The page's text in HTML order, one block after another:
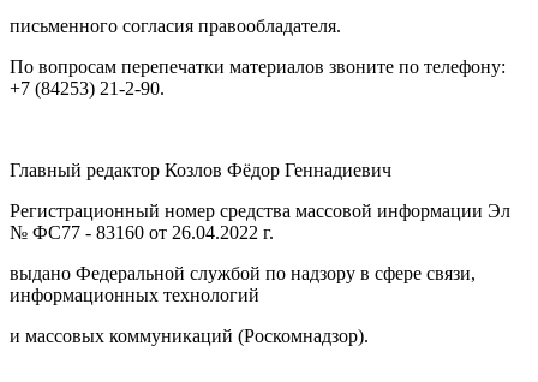
письменного согласия правообладателя.
По вопросам перепечатки материалов звоните по телефону:
+7 (84253) 21-2-90.
Главный редактор Козлов Фёдор Геннадиевич
Регистрационный номер средства массовой информации Эл
№ ФС77 - 83160 от 26.04.2022 г.
выдано Федеральной службой по надзору в сфере связи,
информационных технологий
и массовых коммуникаций (Роскомнадзор).